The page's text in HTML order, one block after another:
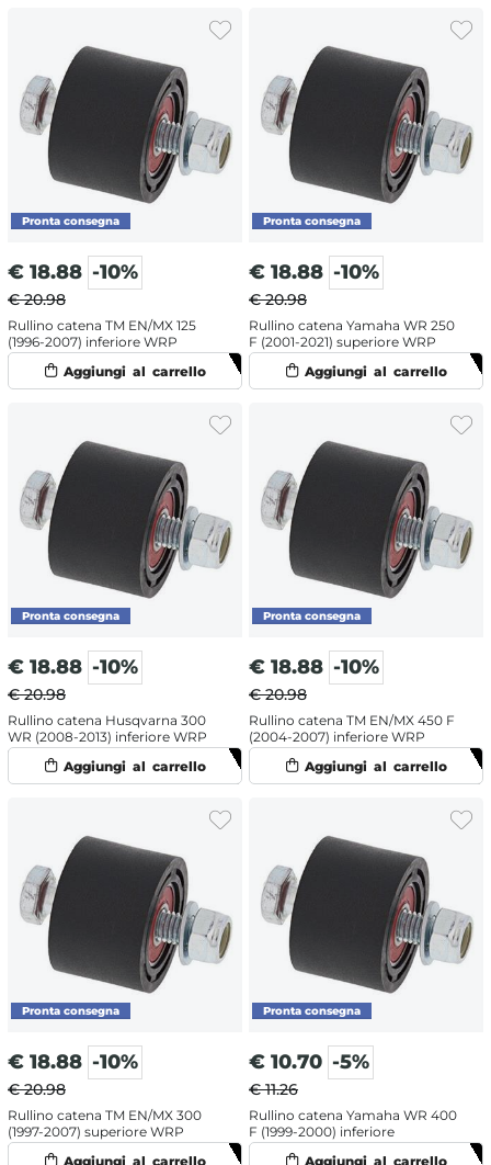
€ 18.88 -10%
€ 20.98
Rullino catena TM EN/MX 125
(1996-2007) inferiore WRP
€ 18.88 -10%
€ 20.98
Rullino catena Yamaha WR 250
F (2001-2021) superiore WRP
€ 18.88 -10%
€ 20.98
Rullino catena Husqvarna 300
WR (2008-2013) inferiore WRP
€ 18.88 -10%
€ 20.98
Rullino catena TM EN/MX 450 F
(2004-2007) inferiore WRP
€ 18.88 -10%
€ 20.98
Rullino catena TM EN/MX 300
(1997-2007) superiore WRP
€ 10.70 -5%
€ 11.26
Rullino catena Yamaha WR 400
F (1999-2000) inferiore